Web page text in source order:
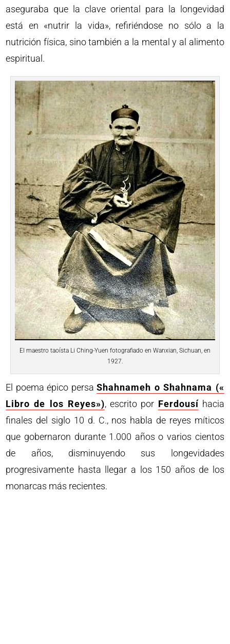
aseguraba que la clave oriental para la longevidad
está en «nutrir la vida», refiriéndose no sólo a la
nutrición física, sino también a la mental y al alimento
espiritual.
El maestro taoísta Li Ching-Yuen fotografiado en Wanxian, Sichuan, en
1927.
El poema épico persaShahnameh o Shahnama («
Libro de los Reyes»), escrito por Ferdousíhacia
finales del siglo 10 d. C., nos habla de reyes míticos
que gobernaron durante 1.000 años o varios cientos
de años, disminuyendo sus longevidades
progresivamente hasta llegar a los 150 años de los
monarcas más recientes.